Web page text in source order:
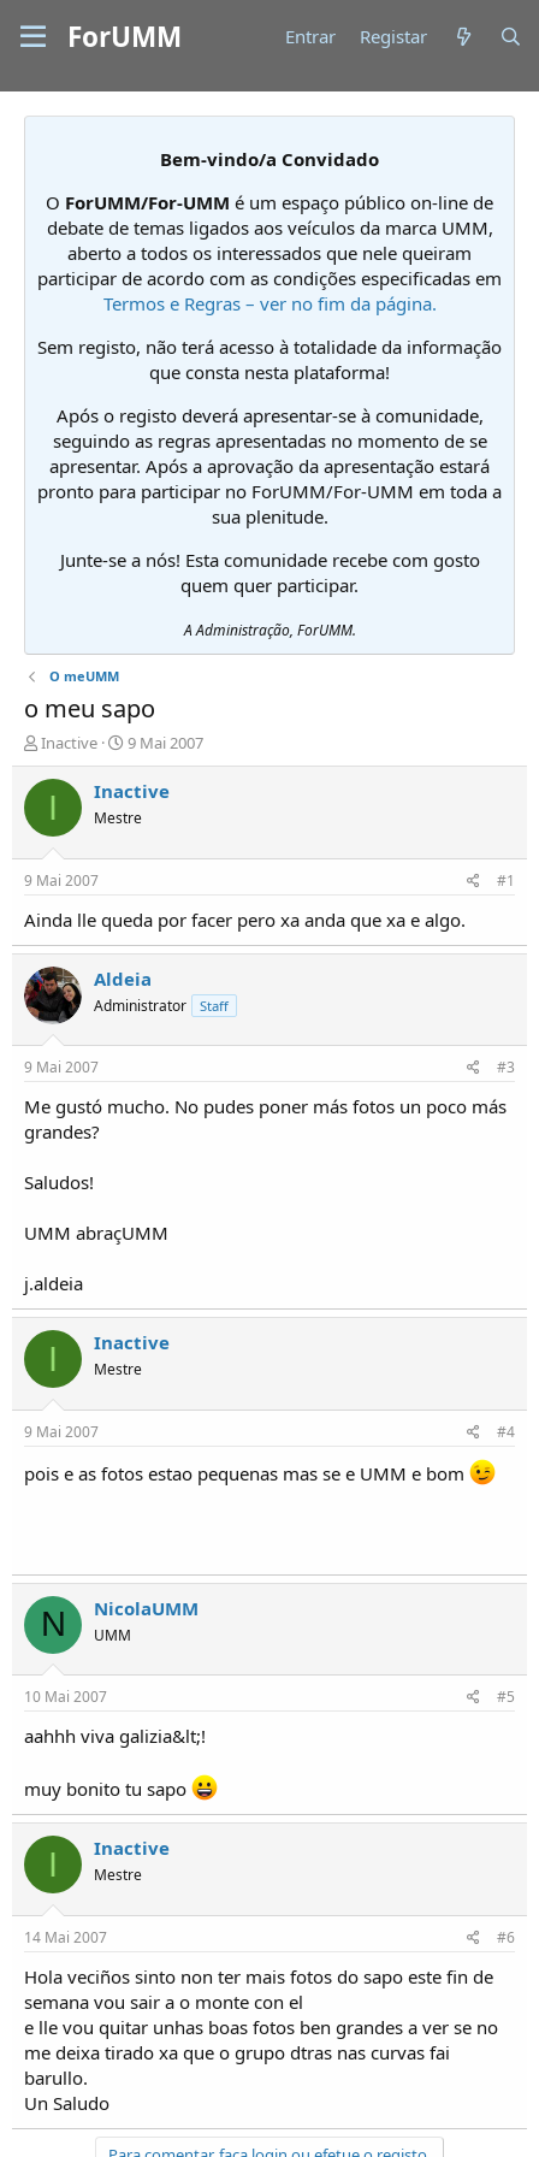
ForUMM Entrar Registar
Bem-vindo/a Convidado
O ForUMM/For-UMM é um espaço público on-line de
debate de temas ligados aos veículos da marca UMM,
aberto a todos os interessados que nele queiram
participar de acordo com as condições especificadas em
Termos e Regras – ver no fim da página.
Sem registo, não terá acesso à totalidade da informação
que consta nesta plataforma!
Após o registo deverá apresentar-se à comunidade,
seguindo as regras apresentadas no momento de se
apresentar. Após a aprovação da apresentação estará
pronto para participar no ForUMM/For-UMM em toda a
sua plenitude.
Junte-se a nós! Esta comunidade recebe com gosto
quem quer participar.
A Administração, ForUMM.
O meUMM
o meu sapo
I
n
i
i
d
o
r
e
T
ó
p
i
c
s
Inactive
D
a
t
d
í
i
o
9 Mai 2007
I Inactive
Mestre
9 Mai 2007 #1
Ainda lle queda por facer pero xa anda que xa e algo.
Aldeia
Administrator Staff
9 Mai 2007 #3
Me gustó mucho. No pudes poner más fotos un poco más
grandes?
Saludos!
UMM abraçUMM
j.aldeia
I Inactive
Mestre
9 Mai 2007 #4
pois e as fotos estao pequenas mas se e UMM e bom
N NicolaUMM
UMM
10 Mai 2007 #5
aahhh viva galizia&lt;!
muy bonito tu sapo
I Inactive
Mestre
14 Mai 2007 #6
Hola veciños sinto non ter mais fotos do sapo este fin de
semana vou sair a o monte con el
e lle vou quitar unhas boas fotos ben grandes a ver se no
me deixa tirado xa que o grupo dtras nas curvas fai
barullo.
Un Saludo